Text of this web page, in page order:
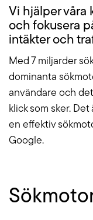
Vi hjälper våra
och fokusera
intäkter och
Med 7 miljarder
dominanta
användare och
klick som sker.
en effektiv
Google.